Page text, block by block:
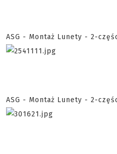
ASG - Montaż Lunety - 2-
ASG - Montaż Lunety - 2-